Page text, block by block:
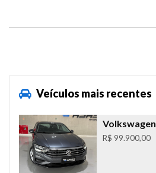
Veículos mais recentes
Volkswagen
R$ 99.900,00